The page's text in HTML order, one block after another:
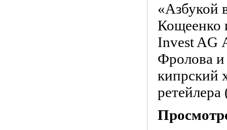
«Азбукой
Кощеенко
Invest AG
Фролова
кипрский